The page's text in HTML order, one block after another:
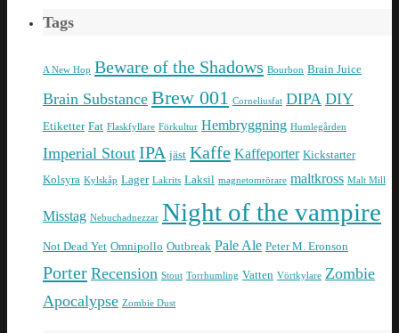
Tags
A New Hop Beware of the Shadows Bourbon Brain Juice
Brain Substance Brew 001 Corneliusfat DIPA DIY
Etiketter Fat Flaskfyllare Förkultur Hembryggning Humlegården
Imperial Stout IPA jäst Kaffe Kaffeporter Kickstarter
Kolsyra Kylskåp Lager Lakrits Laksil magnetomrörare maltkross Malt Mill
Misstag Nebuchadnezzar Night of the vampire
Not Dead Yet Omnipollo Outbreak Pale Ale Peter M. Eronson
Porter Recension Stout Torrhumling Vatten Vörtkylare Zombie
Apocalypse Zombie Dust